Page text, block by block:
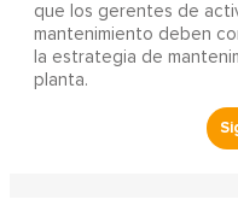
que los gerentes de
mantenimiento deben
la estrategia de
planta.